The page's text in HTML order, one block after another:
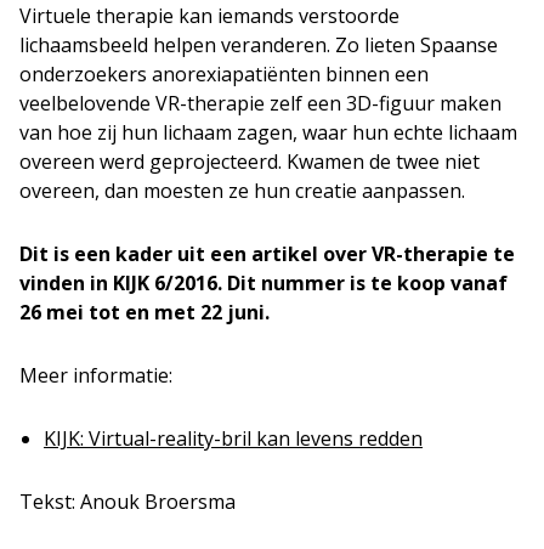
Virtuele therapie kan iemands verstoorde
lichaamsbeeld helpen veranderen. Zo lieten Spaanse
onderzoekers anorexiapatiënten binnen een
veelbelovende VR-therapie zelf een 3D-figuur maken
van hoe zij hun lichaam zagen, waar hun echte lichaam
overeen werd geprojecteerd. Kwamen de twee niet
overeen, dan moesten ze hun creatie aanpassen.
Dit is een kader uit een artikel over VR-therapie te
vinden in KIJK 6/2016. Dit nummer is te koop vanaf
26 mei tot en met 22 juni.
Meer informatie:
KIJK: Virtual-reality-bril kan levens redden
Tekst: Anouk Broersma